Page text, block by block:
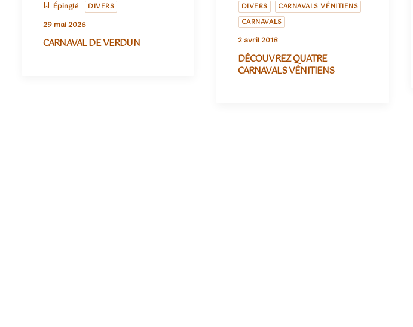
Épinglé DIVERS
29 mai 2026
CARNAVAL DE VERDUN
DIVERS
CARNAVALS VÉNITIENS
CARNAVALS
2 avril 2018
DÉCOUVREZ QUATRE
CARNAVALS VÉNITIENS